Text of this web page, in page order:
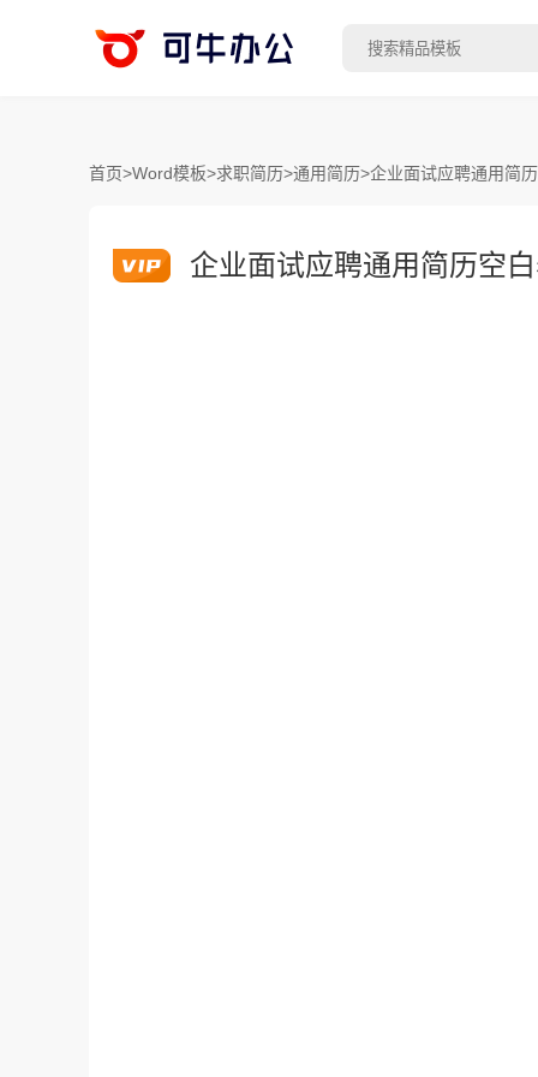
首页>Word模板>求职简历>通用简历>企业面试应聘通用简
企业面试应聘通用简历空